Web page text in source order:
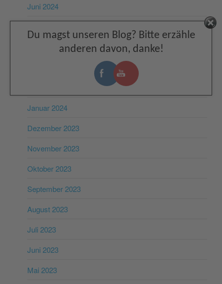
Juni 2024
Januar 2024
Dezember 2023
November 2023
Oktober 2023
September 2023
August 2023
Juli 2023
Juni 2023
Mai 2023
Du magst unseren Blog? Bitte erzähle
anderen davon, danke!
Facebook